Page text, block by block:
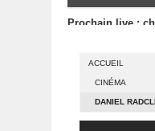
Prochain live :
ACCUEIL
CINÉMA
DANIEL
JUNGLE